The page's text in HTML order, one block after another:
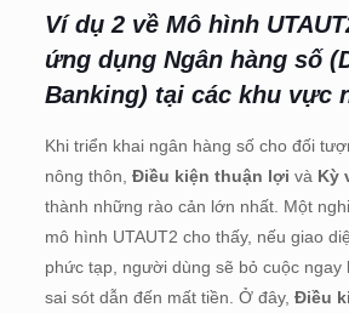
Ví dụ 2 về Mô hình
ứng dụng Ngân hàng số
Banking) tại các khu vực
Khi triển khai ngân hàng số cho đối
nông thôn, Điều kiện thuận lợi và Kỳ
thành những rào cản lớn nhất. Một
mô hình UTAUT2 cho thấy, nếu giao
phức tạp, người dùng sẽ bỏ cuộc ngay
sai sót dẫn đến mất tiền. Ở đây, Điều